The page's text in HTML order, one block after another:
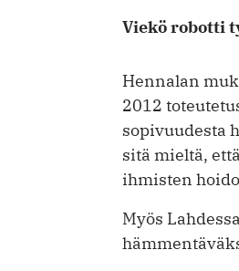
Viekö robotti
Hennalan
2012
sopivuudesta
sitä mieltä,
ihmisten
Myös